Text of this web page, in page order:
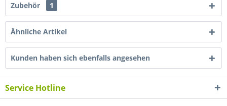
Zubehör 1
Ähnliche Artikel
Kunden haben sich ebenfalls angesehen
Service Hotline